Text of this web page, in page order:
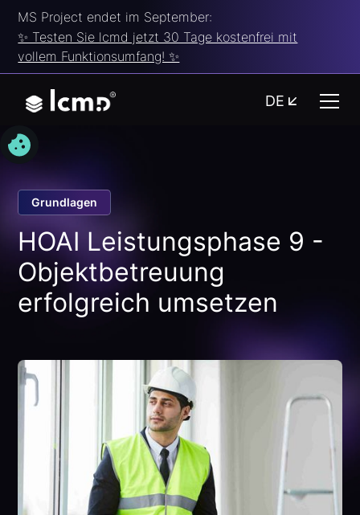
MS Project endet im September:
✨ Testen Sie lcmd jetzt 30 Tage kostenfrei mit
vollem Funktionsumfang! ✨
DE
Grundlagen
HOAI Leistungsphase 9 -
Objektbetreuung
erfolgreich umsetzen